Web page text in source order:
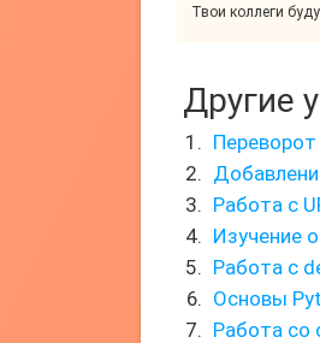
Твои коллеги
Другие
Переворот
Работа с
Изучение
Работа с
Основы
Работа со